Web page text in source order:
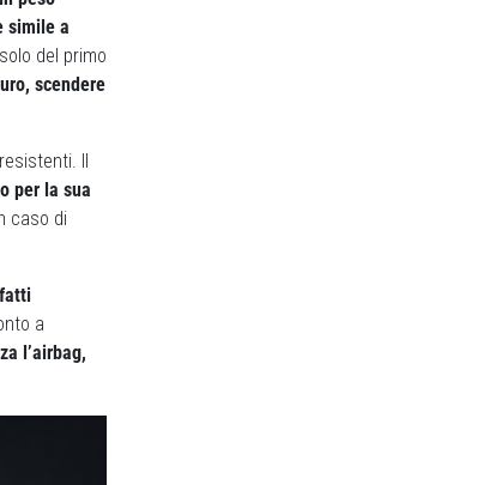
simile a
del primo
scendere
Il
per la sua
caso di
a
l’airbag,